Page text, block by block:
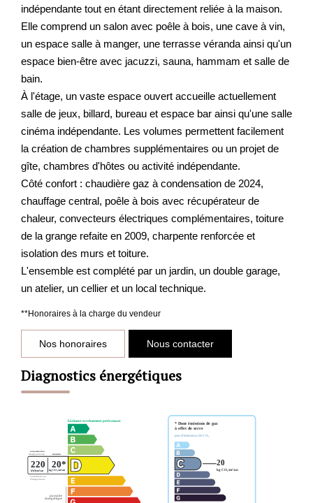
indépendante tout en étant directement reliée à la maison.
Elle comprend un salon avec poêle à bois, une cave à vin,
un espace salle à manger, une terrasse véranda ainsi qu'un
espace bien-être avec jacuzzi, sauna, hammam et salle de
bain.
À l'étage, un vaste espace ouvert accueille actuellement
salle de jeux, billard, bureau et espace bar ainsi qu'une salle
cinéma indépendante. Les volumes permettent facilement
la création de chambres supplémentaires ou un projet de
gîte, chambres d'hôtes ou activité indépendante.
Côté confort : chaudière gaz à condensation de 2024,
chauffage central, poêle à bois avec récupérateur de
chaleur, convecteurs électriques complémentaires, toiture
de la grange refaite en 2009, charpente renforcée et
isolation des murs et toiture.
L'ensemble est complété par un jardin, un double garage,
un atelier, un cellier et un local technique.
**Honoraires à la charge du vendeur
Nos honoraires Nous contacter
Diagnostics énergétiques